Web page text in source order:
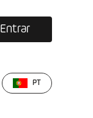
Entrar
PT